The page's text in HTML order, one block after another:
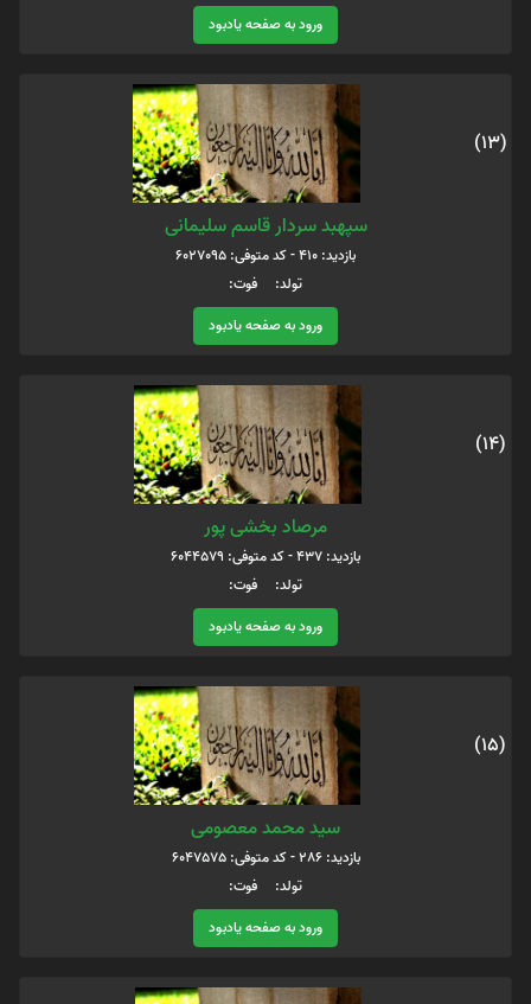
ورود به صفحه یادبود
(13)
سپهبد سردار قاسم سلیمانی
بازدید: 410 - کد متوفی: 6027095
تولد: فوت:
ورود به صفحه یادبود
(14)
مرصاد بخشی پور
بازدید: 437 - کد متوفی: 6044579
تولد: فوت:
ورود به صفحه یادبود
(15)
سید محمد معصومی
بازدید: 286 - کد متوفی: 6047575
تولد: فوت:
ورود به صفحه یادبود